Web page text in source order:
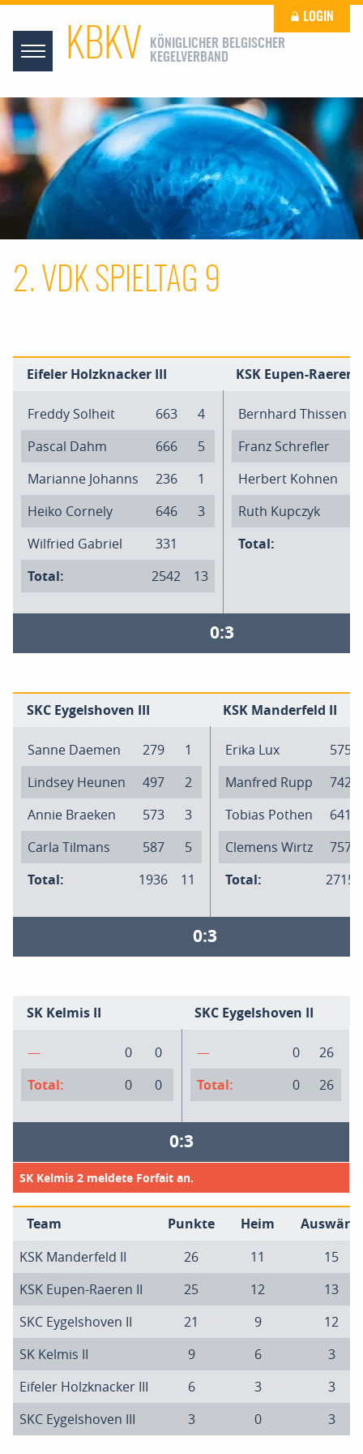
KBKV
KÖNIGLICHER BELGISCHER
KEGELVERBAND
LOGIN
2. VDK SPIELTAG 9
Eifeler Holzknacker III KSK Eupen-Raeren
Freddy Solheit 663
4
Pascal Dahm
666
5
Marianne Johanns
236
1
Heiko Cornely
646
3
Wilfried Gabriel
331
Total:
2542 13
Bernhard Thissen
Franz Schrefler
Herbert Kohnen
Ruth Kupczyk
Total:
0:3
SKC Eygelshoven III KSK Manderfeld II
Sanne Daemen 279
1
Lindsey Heunen
497
2
Annie Braeken
573
3
Carla Tilmans
587
5
Total:
1936 11
Erika Lux
575
Manfred Rupp
742
Tobias Pothen
641
Clemens Wirtz
757
Total:
2715
0:3
SK Kelmis II SKC Eygelshoven II
— 0
0
Total:
0 0
— 0
26
Total:
0 26
0:3
SK Kelmis 2 meldete Forfait an.
Team Punkte Heim
Auswärts
KSK Manderfeld II
26 11
15
KSK Eupen-Raeren II
25 12
13
SKC Eygelshoven II
21 9
12
SK Kelmis II
9 6
3
Eifeler Holzknacker III
6 3
3
SKC Eygelshoven III
3 0 3